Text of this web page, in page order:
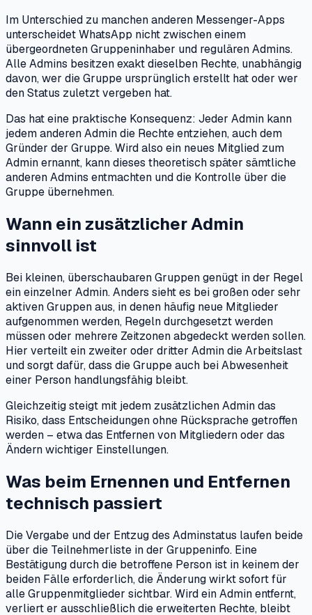
Im Unterschied zu manchen anderen Messenger-Apps
unterscheidet WhatsApp nicht zwischen einem
übergeordneten Gruppeninhaber und regulären Admins.
Alle Admins besitzen exakt dieselben Rechte, unabhängig
davon, wer die Gruppe ursprünglich erstellt hat oder wer
den Status zuletzt vergeben hat.
Das hat eine praktische Konsequenz: Jeder Admin kann
jedem anderen Admin die Rechte entziehen, auch dem
Gründer der Gruppe. Wird also ein neues Mitglied zum
Admin ernannt, kann dieses theoretisch später sämtliche
anderen Admins entmachten und die Kontrolle über die
Gruppe übernehmen.
Wann ein zusätzlicher Admin
sinnvoll ist
Bei kleinen, überschaubaren Gruppen genügt in der Regel
ein einzelner Admin. Anders sieht es bei großen oder sehr
aktiven Gruppen aus, in denen häufig neue Mitglieder
aufgenommen werden, Regeln durchgesetzt werden
müssen oder mehrere Zeitzonen abgedeckt werden sollen.
Hier verteilt ein zweiter oder dritter Admin die Arbeitslast
und sorgt dafür, dass die Gruppe auch bei Abwesenheit
einer Person handlungsfähig bleibt.
Gleichzeitig steigt mit jedem zusätzlichen Admin das
Risiko, dass Entscheidungen ohne Rücksprache getroffen
werden – etwa das Entfernen von Mitgliedern oder das
Ändern wichtiger Einstellungen.
Was beim Ernennen und Entfernen
technisch passiert
Die Vergabe und der Entzug des Adminstatus laufen beide
über die Teilnehmerliste in der Gruppeninfo. Eine
Bestätigung durch die betroffene Person ist in keinem der
beiden Fälle erforderlich, die Änderung wirkt sofort für
alle Gruppenmitglieder sichtbar. Wird ein Admin entfernt,
verliert er ausschließlich die erweiterten Rechte, bleibt